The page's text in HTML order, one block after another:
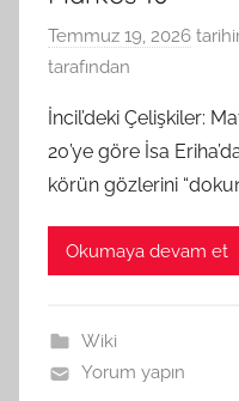
Temmuz 19, 2026
tarafından
İncil’deki Çelişkiler:
20’ye göre İsa
körün gözlerini
Okumaya devam et
Wiki
Yorum yapın